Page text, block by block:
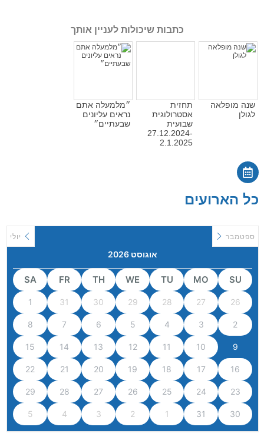
כתבות שיכולות לעניין אותך
שנה מופלאה
לגולן
תחזית
אסטרולוגית
שבועית
27.12.2024-
2.1.2025
״מלמעלה אתם
נראים עליונים
שבעתיים״
כל הארועים
יולי
אוגוסט 2026
ספטמבר
SU
MO
TU
WE
TH
FR
SA
26
27
28
29
30
31
1
2
3
4
5
6
7
8
9
10
11
12
13
14
15
16
17
18
19
20
21
22
23
24
25
26
27
28
29
30
31
1
2
3
4
5